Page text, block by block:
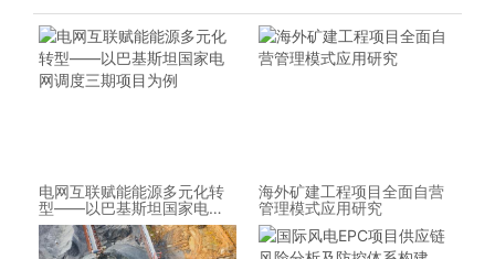
电网互联赋能能源多元化转
型——以巴基斯坦国家电网
调度三期项目为例
海外矿建工程项目全面自营
管理模式应用研究